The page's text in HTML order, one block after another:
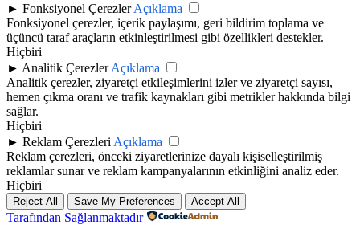
► Fonksiyonel Çerezler Açıklama
Fonksiyonel çerezler, içerik paylaşımı, geri bildirim toplama ve
üçüncü taraf araçların etkinleştirilmesi gibi özellikleri destekler.
Hiçbiri
► Analitik Çerezler Açıklama
Analitik çerezler, ziyaretçi etkileşimlerini izler ve ziyaretçi sayısı,
hemen çıkma oranı ve trafik kaynakları gibi metrikler hakkında bilgi
sağlar.
Hiçbiri
► Reklam Çerezleri Açıklama
Reklam çerezleri, önceki ziyaretlerinize dayalı kişiselleştirilmiş
reklamlar sunar ve reklam kampanyalarının etkinliğini analiz eder.
Hiçbiri
Reject All Save My Preferences Accept All
Tarafından Sağlanmaktadır